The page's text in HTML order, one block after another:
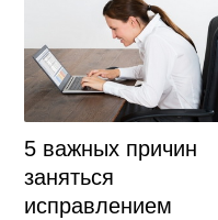
5 важных причин
заняться
исправлением